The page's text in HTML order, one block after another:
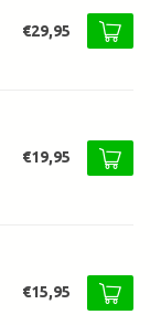
€29,95
€19,95
€15,95